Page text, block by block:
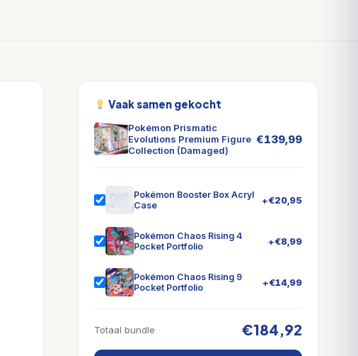
Vaak samen gekocht
Pokémon Prismatic
Evolutions Premium Figure
Collection (Damaged)
€139,99
Pokémon Booster Box Acryl
Case
+€20,95
Pokémon Chaos Rising 4
Pocket Portfolio
+€8,99
Pokémon Chaos Rising 9
Pocket Portfolio
+€14,99
Totaal bundle €184,92